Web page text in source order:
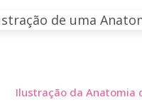
Ilustração da Anatomia